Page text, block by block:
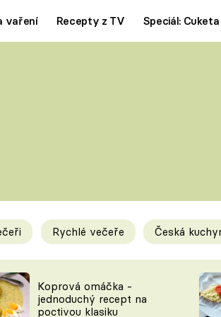
vaření Recepty z TV Speciál: Cuketa
a triky
ZA JÍDLEM
Rychlé večeře Česká
Koprová omáčka -
jednoduchý recept na
poctivou klasiku